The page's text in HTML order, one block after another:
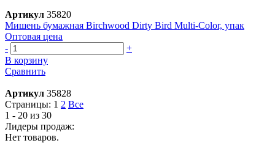
Артикул 35820
Мишень бумажная Birchwood Dirty Bird Multi-Color, упак
Оптовая цена
-
+
В корзину
Сравнить
Артикул 35828
Страницы: 1 2 Все
1 - 20 из 30
Лидеры продаж:
Нет товаров.